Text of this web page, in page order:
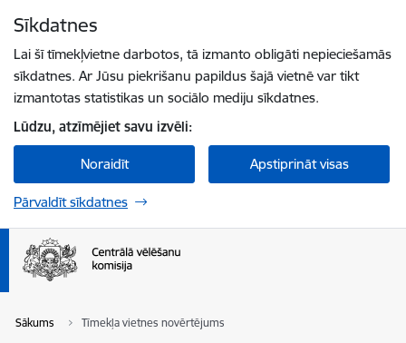
Sīkdatnes
Lai šī tīmekļvietne darbotos, tā izmanto obligāti nepieciešamās
sīkdatnes. Ar Jūsu piekrišanu papildus šajā vietnē var tikt
izmantotas statistikas un sociālo mediju sīkdatnes.
Lūdzu, atzīmējiet savu izvēli:
Noraidīt Apstiprināt visas
Pārvaldīt sīkdatnes
Sākums Tīmekļa vietnes novērtējums